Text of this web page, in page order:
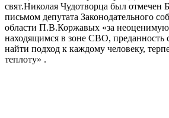
свят.Николая Чудотворца был отмечен
письмом депутата Законодательного
области П.В.Коржавых «за
находящимся в зоне СВО, преданность
найти подход к каждому человеку,
теплоту» .